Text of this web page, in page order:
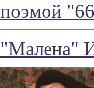
поэмой
"Малена"